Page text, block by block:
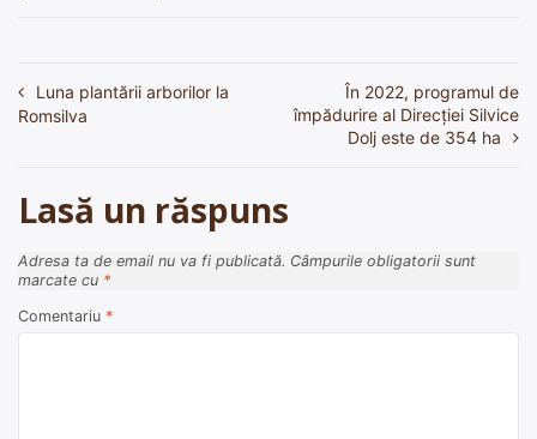
Navigare
Luna plantării arborilor la
Romsilva
În 2022, programul de
împădurire al Direcţiei Silvice
Dolj este de 354 ha
Lasă un răspuns
Adresa ta de email nu va fi publicată. Câmpurile obligatorii sunt
marcate cu *
Comentariu *